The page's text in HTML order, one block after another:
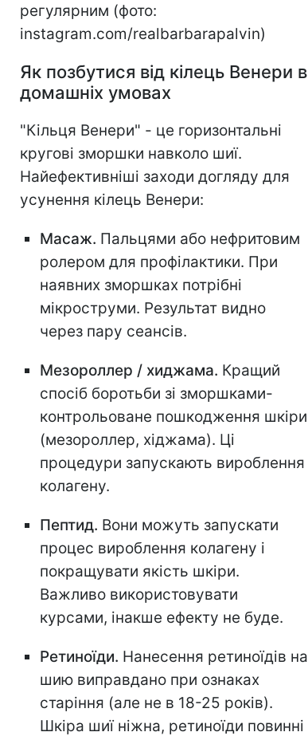
регулярним (фото:
instagram.com/realbarbarapalvin)
Як позбутися від кілець Венери в
домашніх умовах
"Кільця Венери" - це горизонтальні
кругові зморшки навколо шиї.
Найефективніші заходи догляду для
усунення кілець Венери:⠀
Масаж. Пальцями або нефритовим
ролером для профілактики. При
наявних зморшках потрібні
мікроструми. Результат видно
через пару сеансів.
Мезороллер / хиджама. Кращий
спосіб боротьби зі зморшками-
контрольоване пошкодження шкіри
(мезороллер, хіджама). Ці
процедури запускають вироблення
колагену.
Пептид. Вони можуть запускати
процес вироблення колагену і
покращувати якість шкіри.
Важливо використовувати
курсами, інакше ефекту не буде.
Ретиноїди. Нанесення ретиноїдів на
шию виправдано при ознаках
старіння (але не в 18-25 років).
Шкіра шиї ніжна, ретиноїди повинні